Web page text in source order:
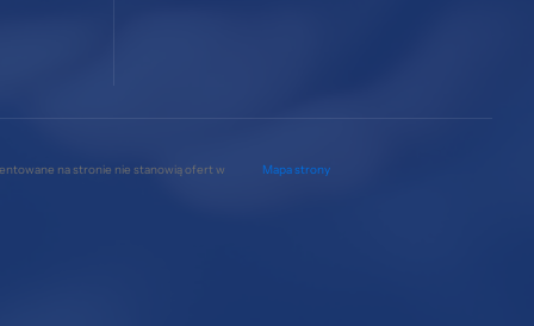
na stronie nie stanowią ofert w Mapa strony